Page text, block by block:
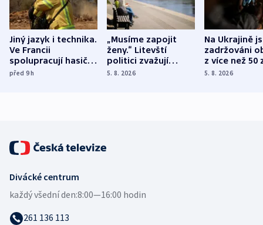
Jiný jazyk i technika.
Ve Francii
spolupracují hasiči z
různých zemí
před 9h
„Musíme zapojit
ženy.“ Litevští
politici zvažují
dohodu o
5. 8. 2026
Na Ukrajině
zadržováni
z více než 50
Bojovali na
5. 8. 2026
Divácké centrum
každý všední den:8:00—16:00 hodin
261 136 113